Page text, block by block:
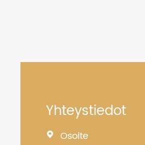
Yhteystiedot
 Osoite